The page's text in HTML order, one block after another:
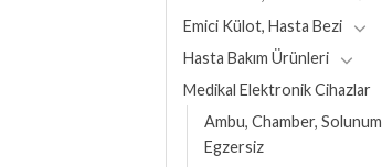
Emici Külot, Hasta Bezi
Hasta Bakım Ürünleri
Medikal Elektronik Cihazlar
Ambu, Chamber, Solunum
Egzersiz